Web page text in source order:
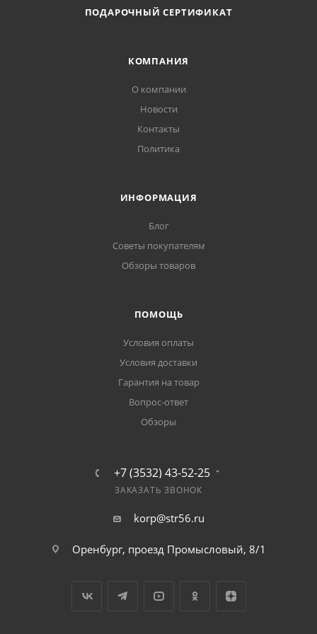
Размер: универсальный. Мужские флисовые перчатки
ПОДАРОЧНЫЙ СЕРТИФИКАТ
КОМПАНИЯ
О компании
Новости
Контакты
Политика
ИНФОРМАЦИЯ
Блог
Советы покупателям
Обзоры товаров
ПОМОЩЬ
Условия оплаты
Условия доставки
Гарантия на товар
Вопрос-ответ
Обзоры
+7 (3532) 43-52-25
ЗАКАЗАТЬ ЗВОНОК
korp@str56.ru
Оренбург, проезд Промысловый, 8/1